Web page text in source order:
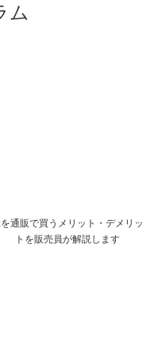
ム
通販で買うメリット・デメリッ
トを販売員が解説します